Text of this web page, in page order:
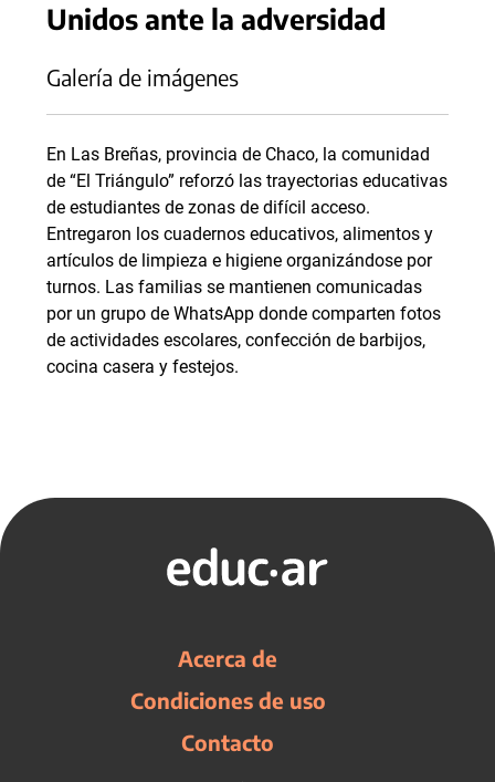
Unidos ante la adversidad
Galería de imágenes
En Las Breñas, provincia de Chaco, la comunidad
de “El Triángulo” reforzó las trayectorias educativas
de estudiantes de zonas de difícil acceso.
Entregaron los cuadernos educativos, alimentos y
artículos de limpieza e higiene organizándose por
turnos. Las familias se mantienen comunicadas
por un grupo de WhatsApp donde comparten fotos
de actividades escolares, confección de barbijos,
cocina casera y festejos.
Acerca de
Condiciones de uso
Contacto